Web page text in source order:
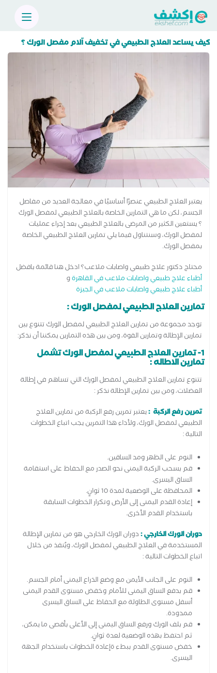
كيف يساعد العلاج الطبيعي في تخفيف آلام مفصل الورك ؟
يعتبر العلاج الطبيعي عنصرًا أساسيًا في معالجة العديد من مفاصل
الجسم، لكن ما هي التمارين الخاصة بالعلاج الطبيعي لمفصل الورك
؟ يستعين الكثير من المرضى بالعلاج الطبيعي بعد إجراء عمليات
لمفصل الورك، وسنتناول فيما يلي تمارين العلاج الطبيعي الخاصة
بمفصل الورك.
محتاج دكتور علاج طبيعي واصابات ملاعب؟ ادخل هنا قائمة بافضل
أطباء علاج طبيعي واصابات ملاعب في القاهرةو
أطباء علاج طبيعي واصابات ملاعب في الجيزة
تمارين العلاج الطبيعي لمفصل الورك :
توجد مجموعة من تمارين العلاج الطبيعي لمفصل الورك تتنوع بين
تمارين الإطالة وتمارين القوة، ومن بين هذه التمارين يمكننا أن نذكر:
1- تمارين العلاج الطبيعي لمفصل الورك تشمل
تمارين الاطاله :
تتنوع تمارين العلاج الطبيعي لمفصل الورك التي تساهم في إطالة
العضلات، ومن بين تمارين الإطالة نذكر :
تمرين رفع الركبة :يعتبر تمرين رفع الركبة من تمارين العلاج
الطبيعي لمفصل الورك، ولأداء هذا التمرين يجب اتباع الخطوات
التالية :
النوم على الظهر ومد الساقين.
قم بسحب الركبة اليمنى نحو الصدر مع الحفاظ على استقامة
الساق اليسرى.
المحافظة على الوضعية لمدة 10 ثوانٍ.
إعادة القدم اليمنى إلى الأرض وتكرار الخطوات السابقة
باستخدام القدم الأخرى.
دوران الورك الخارجي :دوران الورك الخارجي هو من تمارين الإطالة
المستخدمة في العلاج الطبيعي لمفصل الورك، ويُنفذ من خلال
اتباع الخطوات التالية :
النوم على الجانب الأيمن مع وضع الذراع اليمنى أمام الجسم.
قم بدفع الساق اليمنى للأمام وخفض مستوى القدم اليمنى
أسفل مستوى الطاولة مع الحفاظ على الساق اليسرى
ممدودة.
قم بلف الورك ورفع الساق اليمنى إلى الأعلى بأقصى ما يمكن،
ثم احتفظ بهذه الوضعية لعدة ثوانٍ.
خفض مستوى القدم ببطء ةإعادة الخطوات باستخدام الجهة
اليسرى.